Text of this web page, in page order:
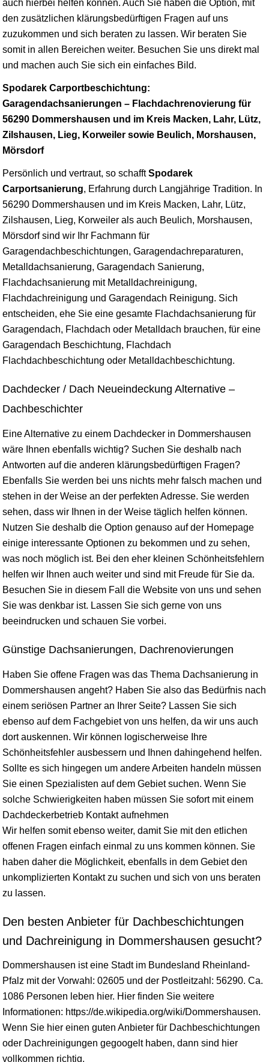
auch hierbei helfen können. Auch Sie haben die Option, mit
den zusätzlichen klärungsbedürftigen Fragen auf uns
zuzukommen und sich beraten zu lassen. Wir beraten Sie
somit in allen Bereichen weiter. Besuchen Sie uns direkt mal
und machen auch Sie sich ein einfaches Bild.
Spodarek Carportbeschichtung:
Garagendachsanierungen – Flachdachrenovierung für
56290 Dommershausen und im Kreis Macken, Lahr, Lütz,
Zilshausen, Lieg, Korweiler sowie Beulich, Morshausen,
Mörsdorf
Persönlich und vertraut, so schafftSpodarek
Carportsanierung, Erfahrung durch Langjährige Tradition. In
56290 Dommershausen und im Kreis Macken, Lahr, Lütz,
Zilshausen, Lieg, Korweiler als auch Beulich, Morshausen,
Mörsdorf sind wir Ihr Fachmann für
Garagendachbeschichtungen, Garagendachreparaturen,
Metalldachsanierung, Garagendach Sanierung,
Flachdachsanierung mit Metalldachreinigung,
Flachdachreinigung und Garagendach Reinigung. Sich
entscheiden, ehe Sie eine gesamte Flachdachsanierung für
Garagendach, Flachdach oder Metalldach brauchen, für eine
Garagendach Beschichtung, Flachdach
Flachdachbeschichtung oder Metalldachbeschichtung.
Dachdecker / Dach Neueindeckung Alternative –
Dachbeschichter
Eine Alternative zu einem Dachdecker in Dommershausen
wäre Ihnen ebenfalls wichtig? Suchen Sie deshalb nach
Antworten auf die anderen klärungsbedürftigen Fragen?
Ebenfalls Sie werden bei uns nichts mehr falsch machen und
stehen in der Weise an der perfekten Adresse. Sie werden
sehen, dass wir Ihnen in der Weise täglich helfen können.
Nutzen Sie deshalb die Option genauso auf der Homepage
einige interessante Optionen zu bekommen und zu sehen,
was noch möglich ist. Bei den eher kleinen Schönheitsfehlern
helfen wir Ihnen auch weiter und sind mit Freude für Sie da.
Besuchen Sie in diesem Fall die Website von uns und sehen
Sie was denkbar ist. Lassen Sie sich gerne von uns
beeindrucken und schauen Sie vorbei.
Günstige Dachsanierungen, Dachrenovierungen
Haben Sie offene Fragen was das Thema Dachsanierung in
Dommershausen angeht? Haben Sie also das Bedürfnis nach
einem seriösen Partner an Ihrer Seite? Lassen Sie sich
ebenso auf dem Fachgebiet von uns helfen, da wir uns auch
dort auskennen. Wir können logischerweise Ihre
Schönheitsfehler ausbessern und Ihnen dahingehend helfen.
Sollte es sich hingegen um andere Arbeiten handeln müssen
Sie einen Spezialisten auf dem Gebiet suchen. Wenn Sie
solche Schwierigkeiten haben müssen Sie sofort mit einem
Dachdeckerbetrieb Kontakt aufnehmen
Wir helfen somit ebenso weiter, damit Sie mit den etlichen
offenen Fragen einfach einmal zu uns kommen können. Sie
haben daher die Möglichkeit, ebenfalls in dem Gebiet den
unkomplizierten Kontakt zu suchen und sich von uns beraten
zu lassen.
Den besten Anbieter für Dachbeschichtungen
und Dachreinigung in Dommershausen gesucht?
Dommershausen ist eine Stadt im Bundesland Rheinland-
Pfalz mit der Vorwahl: 02605 und der Postleitzahl: 56290. Ca.
1086 Personen leben hier. Hier finden Sie weitere
Informationen: https://de.wikipedia.org/wiki/Dommershausen.
Wenn Sie hier einen guten Anbieter für Dachbeschichtungen
oder Dachreinigungen gegoogelt haben, dann sind hier
vollkommen richtig.